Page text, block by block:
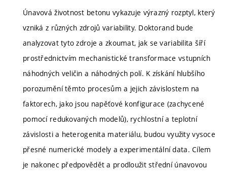
Únavová životnost betonu vykazuje výrazný rozptyl, který
vzniká z různých zdrojů variability. Doktorand bude
analyzovat tyto zdroje a zkoumat, jak se variabilita šíří
prostřednictvím mechanistické transformace vstupních
náhodných veličin a náhodných polí. K získání hlubšího
porozumění těmto procesům a jejich závislostem na
faktorech, jako jsou napěťové konfigurace (zachycené
pomocí redukovaných modelů), rychlostní a teplotní
závislosti a heterogenita materiálu, budou využity vysoce
přesné numerické modely a experimentální data. Cílem
je nakonec předpovědět a prodloužit střední únavovou